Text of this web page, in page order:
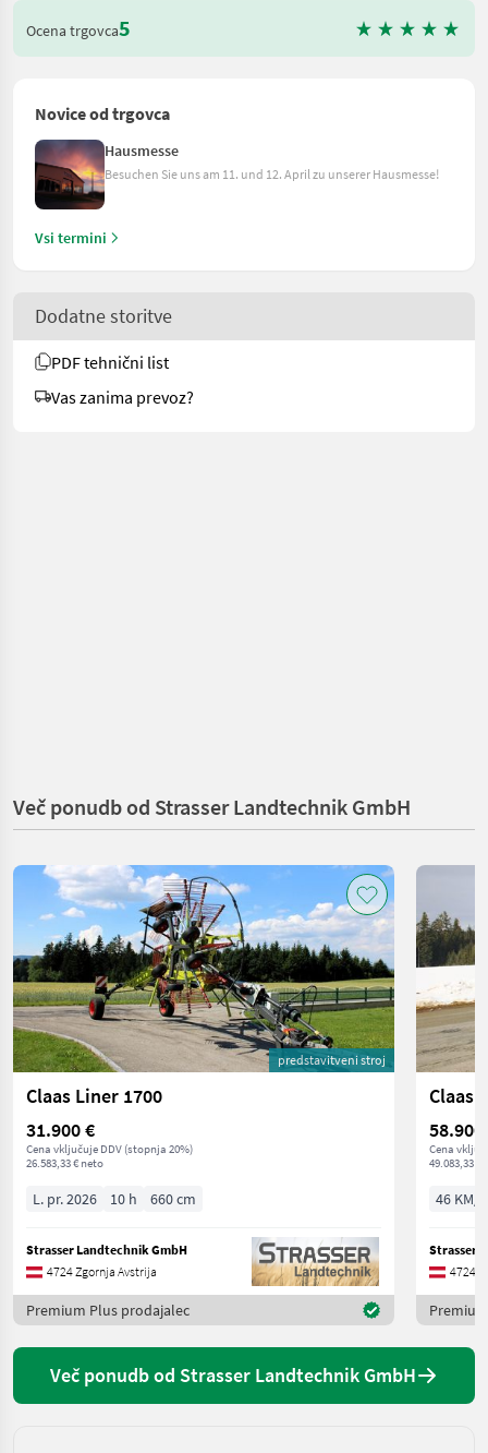
Ocena trgovca5
Novice od trgovca
Hausmesse
Besuchen Sie uns am 11. und 12. April zu unserer Hausmesse!
Vsi termini
Dodatne storitve
PDF tehnični list
Vas zanima prevoz?
Več ponudb od Strasser Landtechnik GmbH
predstavitveni stroj
Claas Liner 1700
31.900 €
Cena vključuje DDV (stopnja 20%)
26.583,33 € neto
L. pr. 2026 10 h 660 cm
Strasser Landtechnik GmbH
4724 Zgornja Avstrija
Premium Plus prodajalec
Claas
58.900
Cena
49.083,33 €
46 KM/
Strasser
4724
Več ponudb od Strasser Landtechnik GmbH